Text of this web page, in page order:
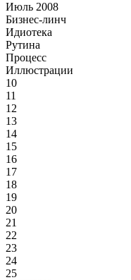
Июль 2008
Бизнес-линч
Идиотека
Рутина
Процесс
Иллюстрации
10
11
12
13
14
15
16
17
18
19
20
21
22
23
24
25